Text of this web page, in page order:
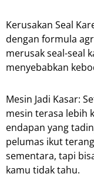
Kerusakan Seal
dengan formula
merusak seal-seal
menyebabkan
Mesin Jadi Kasar:
mesin terasa lebih
endapan yang
pelumas ikut
sementara, tapi
kamu tidak tahu.